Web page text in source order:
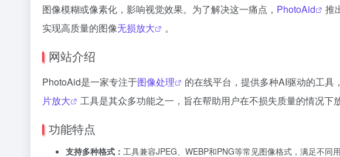
图像模糊或像素化，影响视觉效果。为了解决这一痛点， PhotoAid 推
实现高质量的图像无损放大 。
网站介绍
PhotoAid是一家专注于图像处理 的在线平台，提供多种AI驱动的工具
片放大
工具是其众多功能之一，旨在帮助用户在不损失质量的情况下
功能特点
支持多种格式： 工具兼容JPEG、WEBP和PNG等常见图像格式，满足不同用